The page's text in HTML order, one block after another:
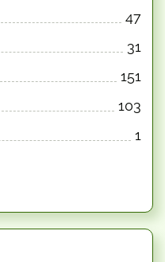
47
31
151
103
1